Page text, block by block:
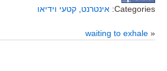
Categories: אינטרנט קטעי וידיאו
«
waiting to exhale